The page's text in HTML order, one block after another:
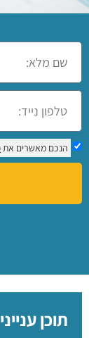
הנכם מאשרים את
תוכן